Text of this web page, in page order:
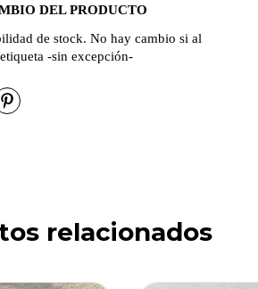
DEL PRODUCTO
de stock. No hay cambio si al
-sin excepción-
relacionados